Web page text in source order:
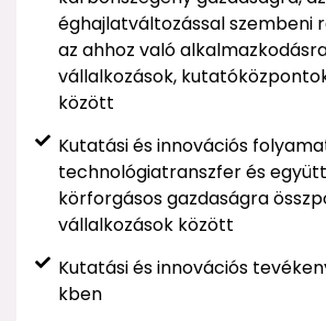
éghajlatváltozással szembeni
az ahhoz való
vállalkozások,
között
Kutatási és innovációs
technológiatranszfer és
körforgásos gazdaságra
vállalkozások között
Kutatási és innovációs
kben